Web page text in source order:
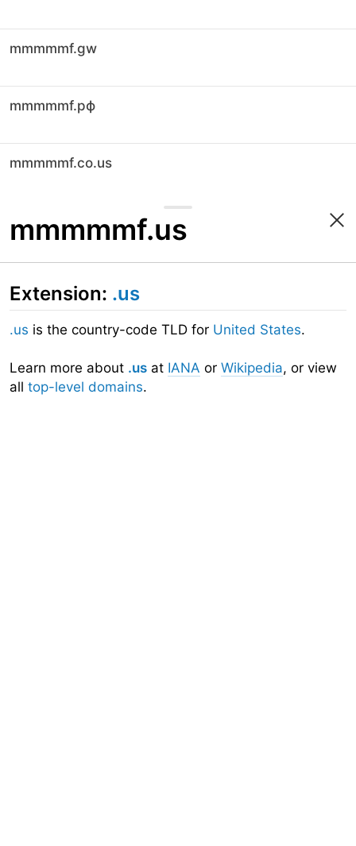
mmmmmf.gw
mmmmmf.рф
mmmmmf.co.us
mmmmmf.us
Extension: .us
.us is the country-code TLD for United States.
Learn more about .us at IANA or Wikipedia, or view
all top-level domains.